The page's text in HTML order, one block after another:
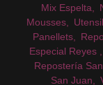
Mix Espelta
Mousses
Panellets
Especial Reyes
Repostería
San Juan